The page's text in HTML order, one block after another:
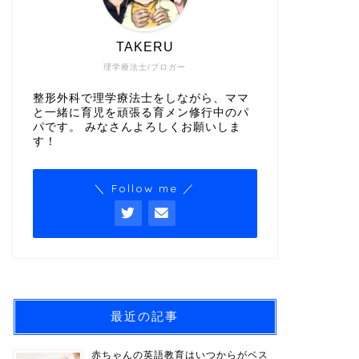
理学療法士/ブロガー
TAKERU
整形外科で理学療法士をしながら、ママ
と一緒に育児を頑張る育メン修行中のパ
パです。 みなさんよろしくお願いしま
す！
＼ Follow me ／
最近の記事
赤ちゃんの英語教育はいつからがベス